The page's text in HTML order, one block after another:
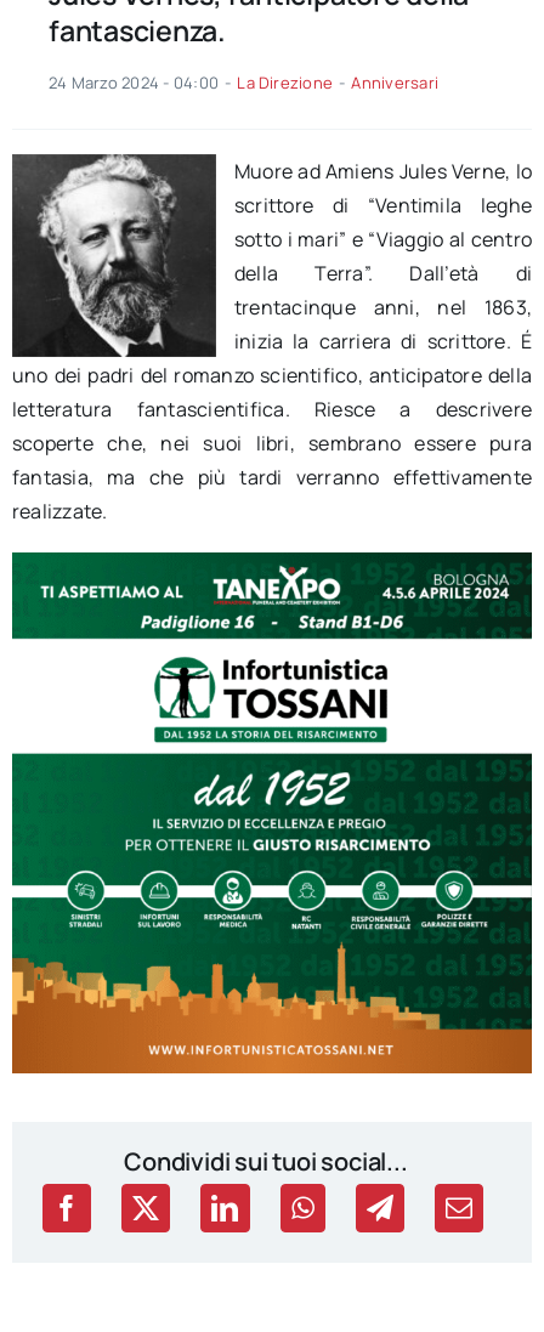
fantascienza.
24 Marzo 2024 - 04:00 - La Direzione - Anniversari
Muore ad Amiens JulesVerne, lo
scrittore di “Ventimila leghe
sotto i mari” e “Viaggio al centro
della Terra”. Dall’età di
trentacinqueanni, nel 1863,
inizia la carriera di scrittore. É
uno dei padri del romanzo scientifico, anticipatore della
letteratura fantascientifica. Riesce a descrivere
scoperte che, nei suoi libri, sembrano essere pura
fantasia, ma che più tardi verranno effettivamente
realizzate.
Condividi sui tuoi social...